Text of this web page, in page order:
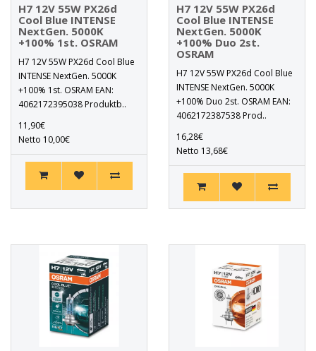
H7 12V 55W PX26d
Cool Blue INTENSE
NextGen. 5000K
+100% 1st. OSRAM
H7 12V 55W PX26d Cool Blue
INTENSE NextGen. 5000K
+100% 1st. OSRAM EAN:
4062172395038 Produktb..
11,90€
Netto 10,00€
H7 12V 55W PX26d
Cool Blue INTENSE
NextGen. 5000K
+100% Duo 2st.
OSRAM
H7 12V 55W PX26d Cool Blue
INTENSE NextGen. 5000K
+100% Duo 2st. OSRAM EAN:
4062172387538 Prod..
16,28€
Netto 13,68€